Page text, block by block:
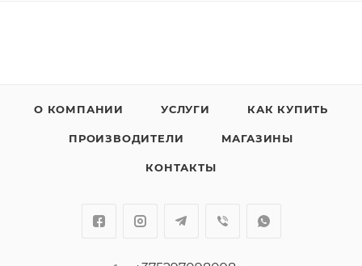
О КОМПАНИИ УСЛУГИ КАК КУПИТЬ
ПРОИЗВОДИТЕЛИ МАГАЗИНЫ
КОНТАКТЫ